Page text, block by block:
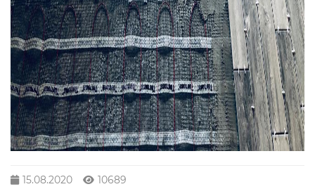
15.08.2020 10689